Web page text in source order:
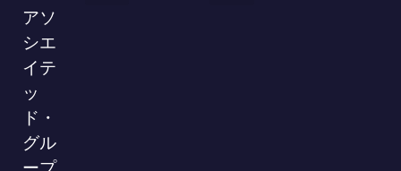
アソ
シエ
イテ
ッ
ド・
グル